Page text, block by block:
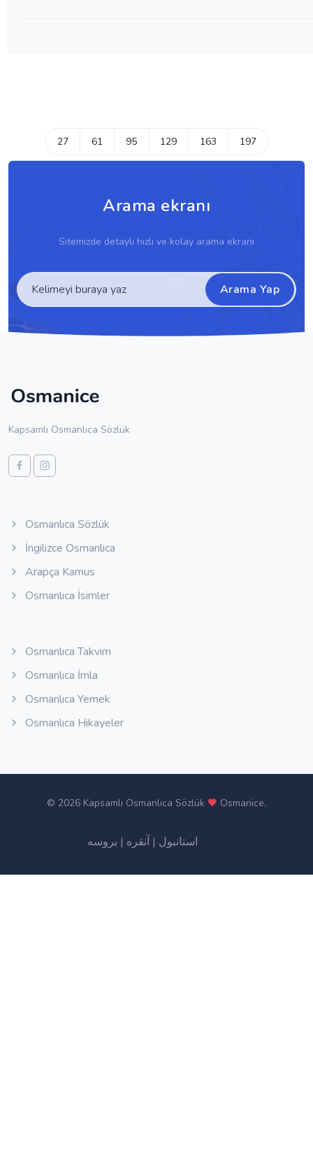
27 61 95 129 163 197
Arama ekranı
Sitemizde detaylı hızlı ve kolay arama ekranı
Arama Yap
Kapsamlı Osmanlıca Sözlük
Osmanlıca Sözlük
İngilizce Osmanlıca
Arapça Kamus
Osmanlıca İsimler
Osmanlıca Takvim
Osmanlıca İmla
Osmanlıca Yemek
Osmanlıca Hikayeler
© 2026 Kapsamlı Osmanlıca Sözlük Osmanice.
استانبول | آنقره | بروسه